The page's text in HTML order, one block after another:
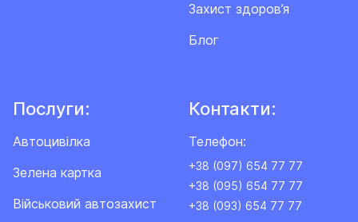
Захист здоров’я
Блог
Послуги:
Автоцивілка
Зелена картка
Військовий автозахист
Контакти:
Телефон:
+38 (097) 654 77 77
+38 (095) 654 77 77
+38 (093) 654 77 77